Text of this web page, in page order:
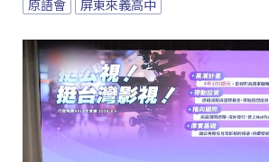
原語會
屏東來義高中